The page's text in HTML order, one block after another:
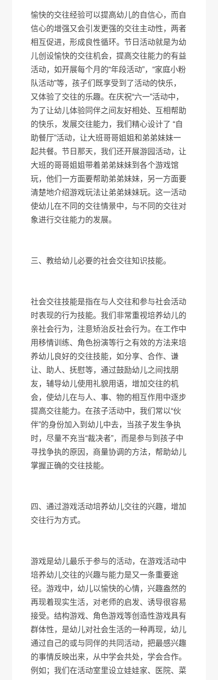
愉快的交往经验可以提高幼儿的自信心，而自
信心的增强又会引发更强的交往主动性，两者
相互促进，形成良性循环。节日活动就是为幼
儿创设愉快的交往机会，提高交往能力的有益
活动，如开展每个月的“年段活动”，“家庭小粉
队活动”等，孩子们既享受到了活动的快乐，
又体验了交往的乐趣。在庆祝“六一”活动中，
为了让幼儿体验同伴之间友好相处、互相帮助
的快乐，发展交往能力，我们精心设计了 “自
助餐厅”活动，让大班哥哥姐姐和弟弟妹妹一
起共餐。节日那天，我们还开展游园活动，让
大班的哥哥姐姐带着弟弟妹妹到各个游戏馆
玩，他们一方面要帮助弟弟妹妹，另一方面要
清楚地介绍游戏玩法让弟弟妹妹玩。这一活动
使幼儿在不同的交往情景中，与不同的交往对
象进行交往能力的发展。
三、教给幼儿必要的社会交往知识技能。
社会交往技能是指在与人交往和参与社会活动
时表现的行为技能。我们非常重视培养幼儿的
亲社会行为，注意矫治反社会行为。在工作中
用移情训练、角色扮演等行之有效的方法来培
养幼儿良好的交往技能，如分享、合作、谦
让、助人、抚慰等，通过鼓励幼儿之间找朋
友，辅导幼儿使用礼貌用语，增加交往的机
会，使幼儿在与人、事、物的相互作用中逐步
提高交往能力。在孩子活动中，我们常以“伙
伴”的身份加入到幼儿中去，当孩子发生争执
时，尽量不充当“裁决者”，而是参与到孩子中
寻找争执的原因，商量协调的方法，帮助幼儿
掌握正确的交往技能。
四、通过游戏活动培养幼儿交往的兴趣，增加
交往行为方式。
游戏是幼儿最乐于参与的活动，在游戏活动中
培养幼儿交往的兴趣与能力是又一条重要途
径。游戏中，幼儿以愉快的心情，兴趣盎然的
再现着现实生活，对老师的启发、诱导很容易
接受。结构游戏、角色游戏等创造性游戏具有
群体性，是幼儿对社会生活的一种再现，幼儿
通过自己的或与同伴的共同活动，把最感兴趣
的事情反映出来，从中学会共处，学会合作。
例如；我们在活动室里设立娃娃家、医院、菜